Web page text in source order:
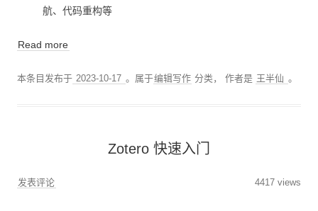
航、代码重构等
Read more
本条目发布于 2023-10-17 。属于编辑写作 分类，作者是 王半仙 。
Zotero 快速入门
发表评论 4417 views